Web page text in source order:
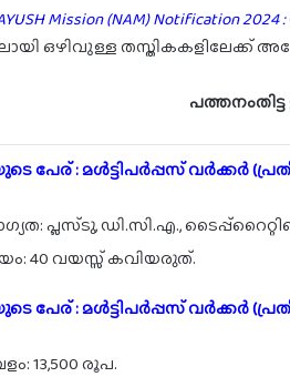
Mission (NAM) Notification 2024 :
ഒഴിവുള്ള തസ്തികകളിലേക്ക്
പേര് : മൾട്ടിപർപ്പസ് വർക്കർ
പ്ലസ്‌ടു, ഡി.സി.എ.,
40 വയസ്സ് കവിയരുത്.
പേര് : മൾട്ടിപർപ്പസ് വർക്കർ
13,500 രൂപ.